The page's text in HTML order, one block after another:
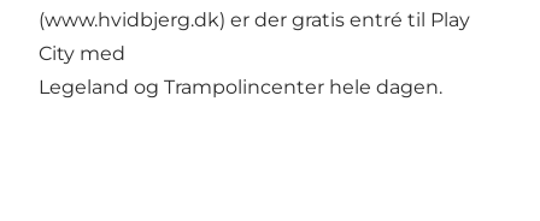
(www.hvidbjerg.dk) er der gratis entré til Play
City med
Legeland og Trampolincenter hele dagen.